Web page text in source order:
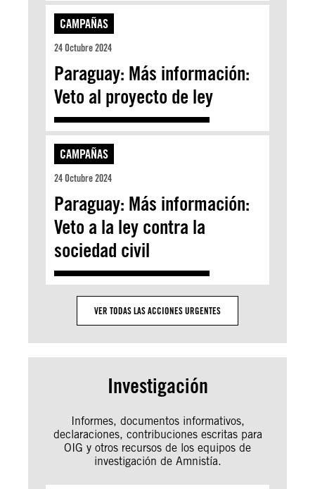
CAMPAÑAS
24 Octubre 2024
Paraguay: Más información:
Veto al proyecto de ley
CAMPAÑAS
24 Octubre 2024
Paraguay: Más información:
Veto a la ley contra la
sociedad civil
VER TODAS LAS ACCIONES URGENTES
Investigación
Informes, documentos informativos,
declaraciones, contribuciones escritas para
OIG y otros recursos de los equipos de
investigación de Amnistía.